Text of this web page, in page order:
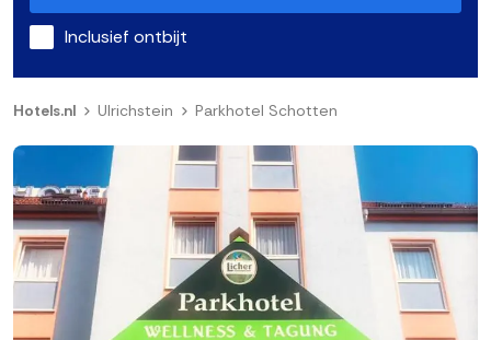
Inclusief ontbijt
Hotels.nl Ulrichstein Parkhotel Schotten